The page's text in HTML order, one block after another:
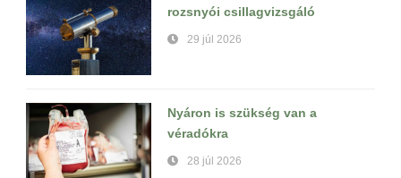
rozsnyói csillagvizsgáló
29 júl 2026
Nyáron is szükség van a
véradókra
28 júl 2026